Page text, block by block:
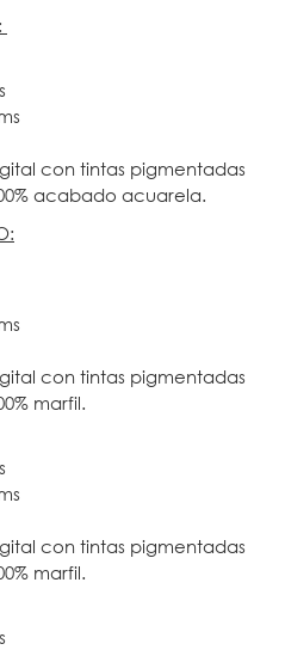
con tintas pigmentadas
acabado acuarela.
con tintas pigmentadas
marfil.
con tintas pigmentadas
marfil.